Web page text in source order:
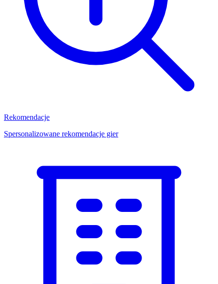
Rekomendacje
Spersonalizowane rekomendacje gier